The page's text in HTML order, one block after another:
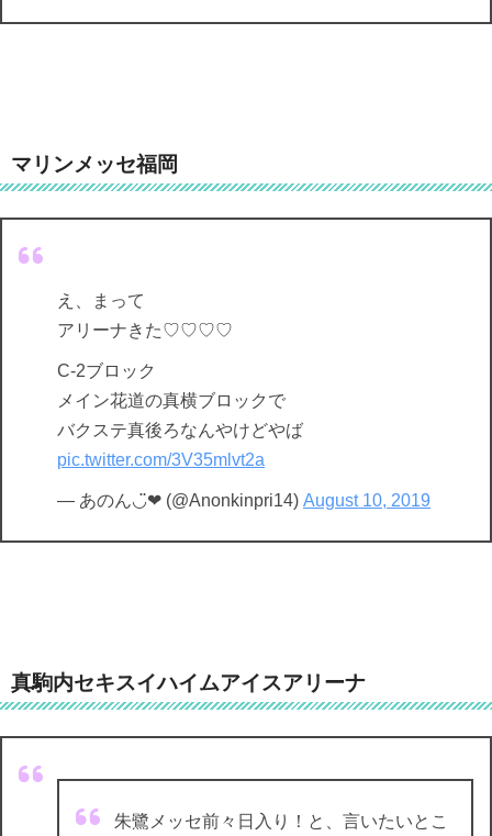
マリンメッセ福岡
え、まって
アリーナきた♡♡♡♡
C-2ブロック
メイン花道の真横ブロックで
バクステ真後ろなんやけどやば
pic.twitter.com/3V35mlvt2a
— あのん◡̈❤︎ (@Anonkinpri14) August 10, 2019
真駒内セキスイハイムアイスアリーナ
朱鷺メッセ前々日入り！と、言いたいとこ